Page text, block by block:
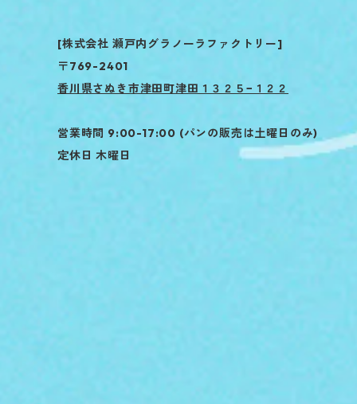
[株式会社 瀬戸内グラノーラファクトリー]
〒769-2401
香川県さぬき市津田町津田１３２５−１２２
営業時間 9:00-17:00 (パンの販売は土曜日のみ)
定休日 木曜日